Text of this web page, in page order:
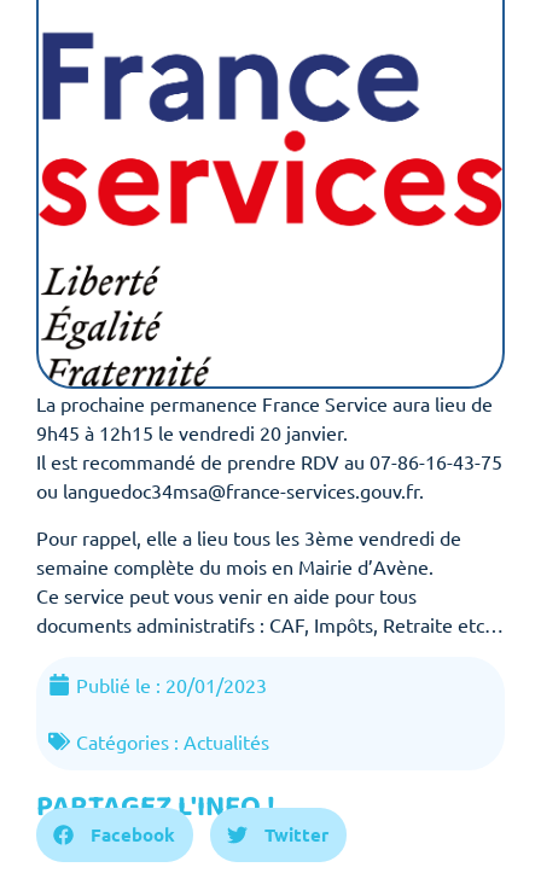
La prochaine permanence France Service aura lieu de
9h45 à 12h15 le vendredi 20 janvier.
Il est recommandé de prendre RDV au 07-86-16-43-75
ou languedoc34msa@france-services.gouv.fr.
Pour rappel, elle a lieu tous les 3ème vendredi de
semaine complète du mois en Mairie d’Avène.
Ce service peut vous venir en aide pour tous
documents administratifs : CAF, Impôts, Retraite etc…
Publié le : 20/01/2023
Catégories : Actualités
PARTAGEZ L'INFO !
Facebook Twitter